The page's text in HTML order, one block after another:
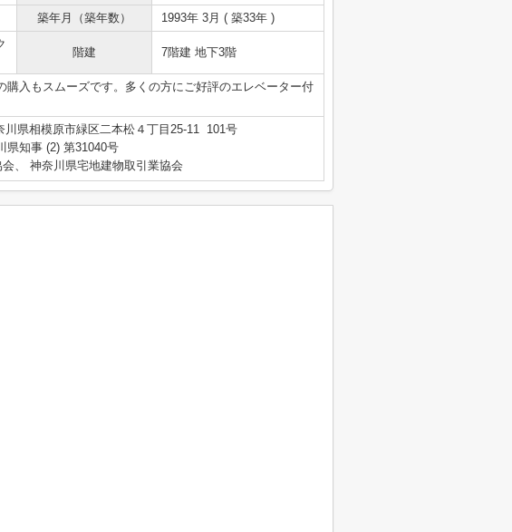
築年月（築年数） 1993年 3月 ( 築33年 )
階建 7階建 地下3階
購入もスムーズです。多くの方にご好評のエレベーター付
川県相模原市緑区二本松４丁目25-11 101号
県知事 (2) 第31040号
、 神奈川県宅地建物取引業協会